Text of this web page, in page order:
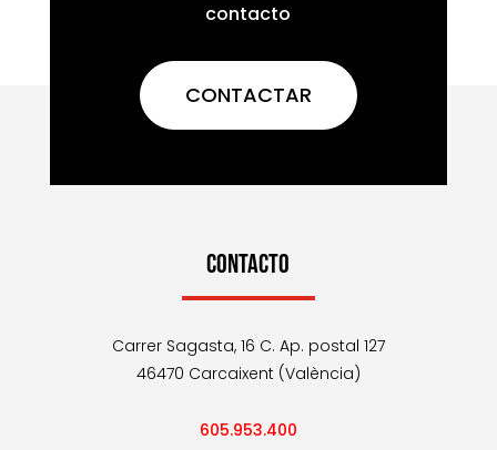
contacto
CONTACTAR
CONTACTO
Carrer Sagasta, 16 C. Ap. postal 127
46470 Carcaixent (València)
605.953.400